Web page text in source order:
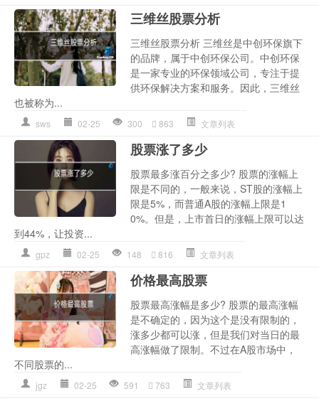
三维丝股票分析
三维丝股票分析 三维丝是中创环保旗下
的品牌，属于中创环保公司。中创环保
是一家专业的环保领域公司，专注于提
供环保解决方案和服务。因此，三维丝
也被称为...
sws 02-25 300 863 文章列表
股票涨了多少
股票最多涨百分之多少? 股票的涨幅上
限是不同的，一般来说，ST股的涨幅上
限是5%，而普通A股的涨幅上限是1
0%。但是，上市首日的涨幅上限可以达
到44%，让投资...
gpz 02-25 148 816 文章列表
价格最高股票
股票最高涨幅是多少? 股票的最高涨幅
是不确定的，因为这个是没有限制的，
涨多少都可以涨，但是我们对当日的最
高涨幅做了限制。不过在A股市场中，
不同股票的...
jgz 02-25 591 763 文章列表